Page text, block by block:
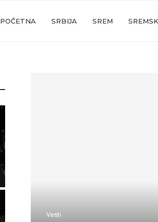
POČETNA SRBIJA SREM
Vesti